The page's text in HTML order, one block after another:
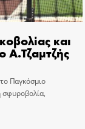
και
Α.Τζαμτζής
Παγκόσμιο